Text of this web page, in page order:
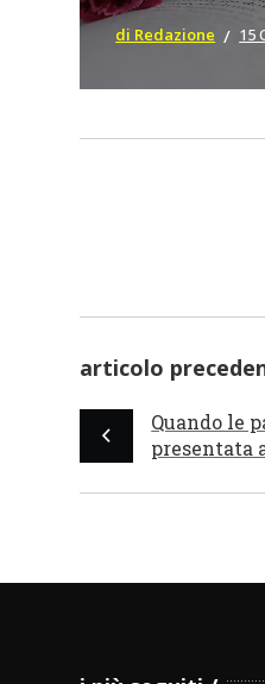
di Redazione 15
articolo
Quando le
presentata